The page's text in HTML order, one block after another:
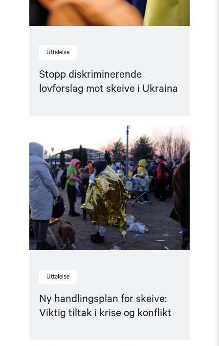
Uttalelse
Stopp diskriminerende
lovforslag mot skeive i Ukraina
Uttalelse
Ny handlingsplan for skeive:
Viktig tiltak i krise og konflikt
article
"Ny
handlingsplan
for
skeive:
Viktig
tiltak
i
krise
og
konflikt"